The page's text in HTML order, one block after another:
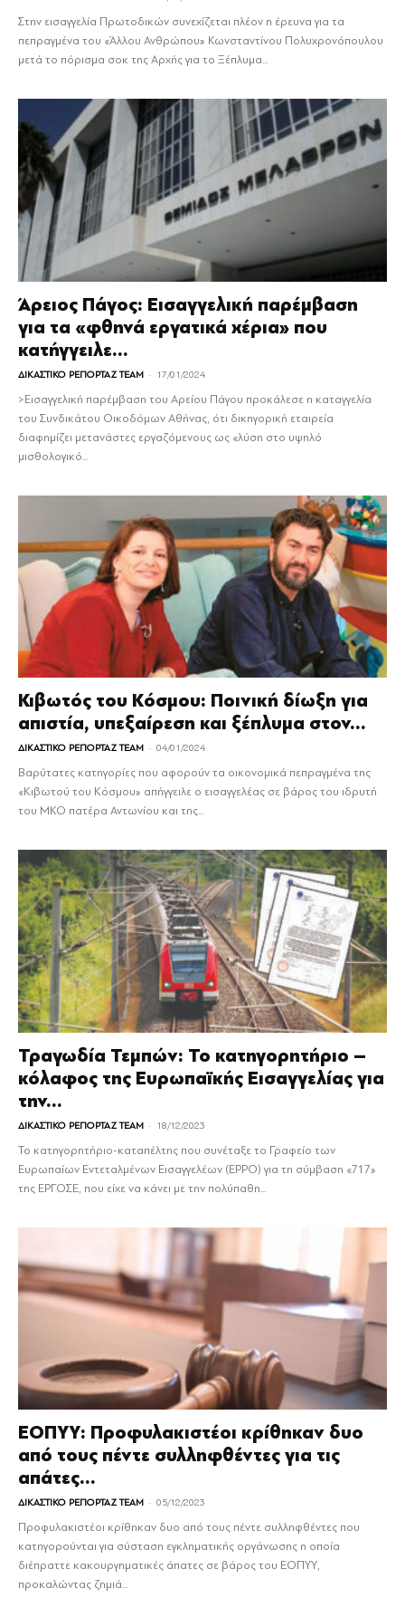
Στην εισαγγελία Πρωτοδικών συνεχίζεται πλέον η έρευνα για τα
πεπραγμένα του «Άλλου Ανθρώπου» Κωνσταντίνου Πολυχρονόπουλου
μετά το πόρισμα σοκ της Αρχής για το Ξέπλυμα...
Άρειος Πάγος: Εισαγγελική παρέμβαση
για τα «φθηνά εργατικά χέρια» που
κατήγγειλε...
ΔΙΚΑΣΤΙΚΟ ΡΕΠΟΡΤΑΖ TEAM - 17/01/2024
>Εισαγγελική παρέμβαση του Αρείου Πάγου προκάλεσε η καταγγελία
του Συνδικάτου Οικοδόμων Αθήνας, ότι δικηγορική εταιρεία
διαφημίζει μετανάστες εργαζόμενους ως «λύση στο υψηλό
μισθολογικό...
Κιβωτός του Κόσμου: Ποινική δίωξη για
απιστία, υπεξαίρεση και ξέπλυμα στον...
ΔΙΚΑΣΤΙΚΟ ΡΕΠΟΡΤΑΖ TEAM - 04/01/2024
Βαρύτατες κατηγορίες που αφορούν τα οικονομικά πεπραγμένα της
«Κιβωτού του Κόσμου» απήγγειλε ο εισαγγελέας σε βάρος του ιδρυτή
του ΜΚΟ πατέρα Αντωνίου και της...
Τραγωδία Τεμπών: Το κατηγορητήριο –
κόλαφος της Ευρωπαϊκής Εισαγγελίας για
την...
ΔΙΚΑΣΤΙΚΟ ΡΕΠΟΡΤΑΖ TEAM - 18/12/2023
Το κατηγορητήριο-καταπέλτης που συνέταξε το Γραφείο των
Ευρωπαίων Εντεταλμένων Εισαγγελέων (EPPO) για τη σύμβαση «717»
της ΕΡΓΟΣΕ, που είχε να κάνει με την πολύπαθη...
ΕΟΠΥΥ: Προφυλακιστέοι κρίθηκαν δυο
από τους πέντε συλληφθέντες για τις
απάτες...
ΔΙΚΑΣΤΙΚΟ ΡΕΠΟΡΤΑΖ TEAM - 05/12/2023
Προφυλακιστέοι κρίθηκαν δυο από τους πέντε συλληφθέντες που
κατηγορούνται για σύσταση εγκληματικής οργάνωσης η οποία
διέπραττε κακουργηματικές άπατες σε βάρος του ΕΟΠΥΥ,
προκαλώντας ζημιά...